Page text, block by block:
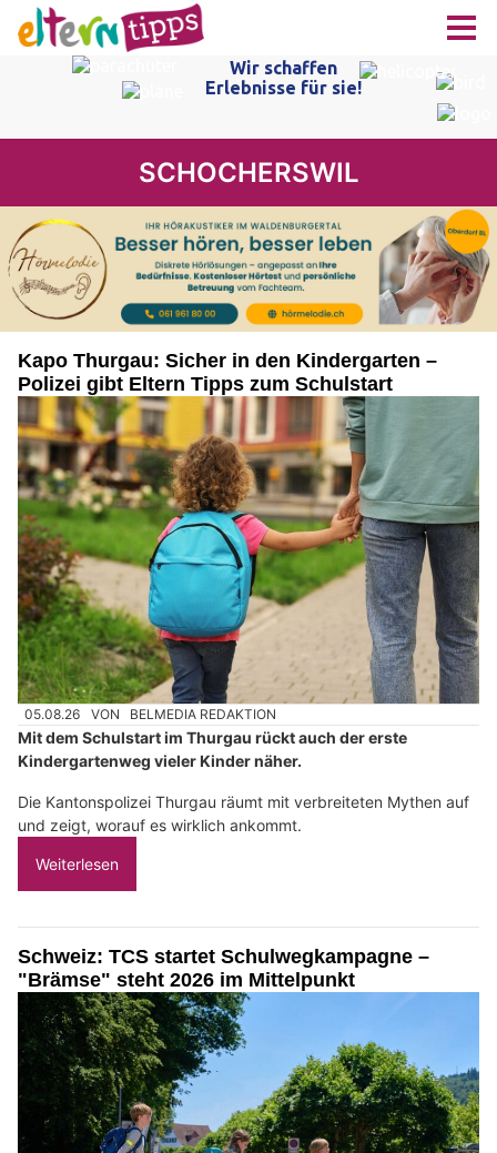
SCHOCHERSWIL
Kapo Thurgau: Sicher in den Kindergarten –
Polizei gibt Eltern Tipps zum Schulstart
05.08.26 VON BELMEDIA REDAKTION
Mit dem Schulstart im Thurgau rückt auch der erste
Kindergartenweg vieler Kinder näher.
Die Kantonspolizei Thurgau räumt mit verbreiteten Mythen auf
und zeigt, worauf es wirklich ankommt.
Weiterlesen
Schweiz: TCS startet Schulwegkampagne –
"Brämse" steht 2026 im Mittelpunkt